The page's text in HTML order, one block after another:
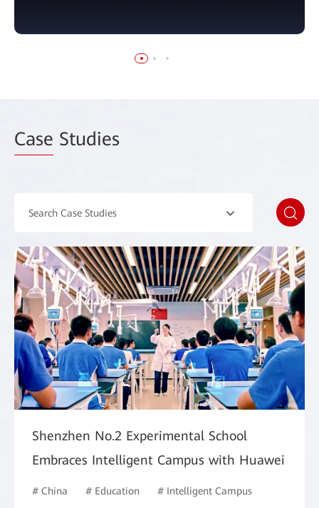
Case Studies
Search Case Studies
Shenzhen No.2 Experimental School
Embraces Intelligent Campus with Huawei
# China # Education # Intelligent Campus